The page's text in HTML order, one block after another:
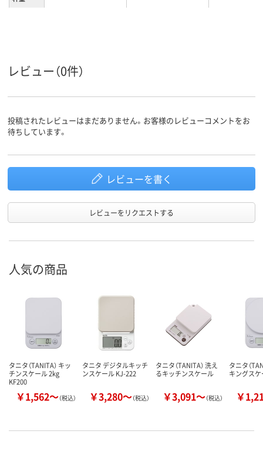
レビュー（0件）
投稿されたレビューはまだありません。お客様のレビューコメントをお
待ちしています。
レビューを書く
レビューをリクエストする
人気の商品
タニタ（TANITA） キッ
チンスケール 2kg
KF200
￥1,562～（税込）
タニタ デジタルキッチ
ンスケール KJ-222
￥3,280～（税込）
タニタ（TANITA） 洗え
るキッチンスケール
￥3,091～（税込）
タニタ（
キングス
￥